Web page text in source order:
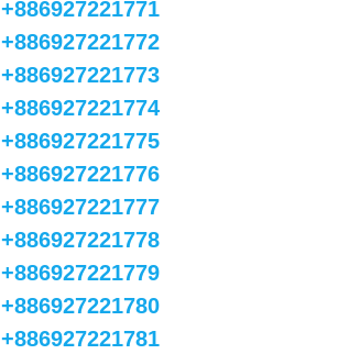
+886927221771
+886927221772
+886927221773
+886927221774
+886927221775
+886927221776
+886927221777
+886927221778
+886927221779
+886927221780
+886927221781